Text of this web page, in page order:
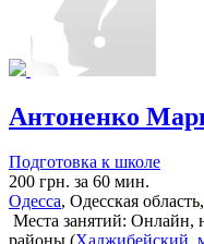
Антоненко
Подготовка к школе
200 грн. за 60 мин.
Одесса, Одесская область,
Места занятий: Онлайн,